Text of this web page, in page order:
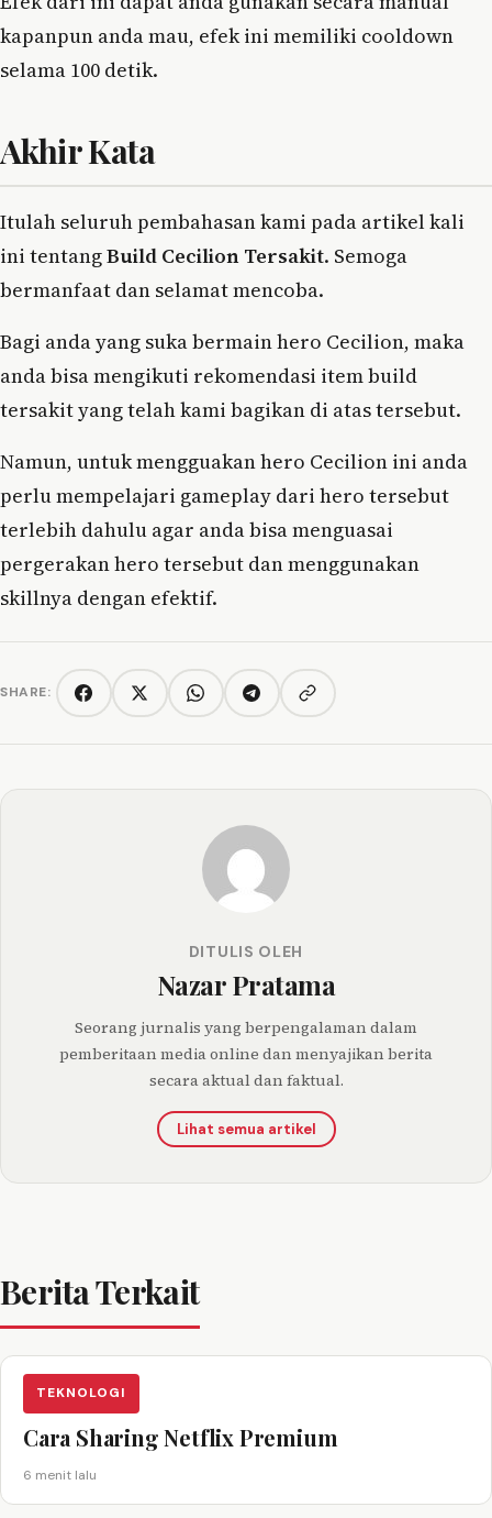
kapanpun anda mau, efek ini memiliki cooldown
selama 100 detik.
Akhir Kata
Itulah seluruh pembahasan kami pada artikel kali
ini tentangBuild Cecilion Tersakit. Semoga
bermanfaat dan selamat mencoba.
Bagi anda yang suka bermain hero Cecilion, maka
anda bisa mengikuti rekomendasi item build
tersakit yang telah kami bagikan di atas tersebut.
Namun, untuk mengguakan hero Cecilion ini anda
perlu mempelajari gameplay dari hero tersebut
terlebih dahulu agar anda bisa menguasai
pergerakan hero tersebut dan menggunakan
skillnya dengan efektif.
SHARE: FacebookTwitter/XWhatsAppTelegramCopy link
DITULIS OLEH
Nazar Pratama
Seorang jurnalis yang berpengalaman dalam
pemberitaan media online dan menyajikan berita
secara aktual dan faktual.
Lihat semua artikel
Berita Terkait
TEKNOLOGI
Cara Sharing Netflix Premium
6 menit lalu